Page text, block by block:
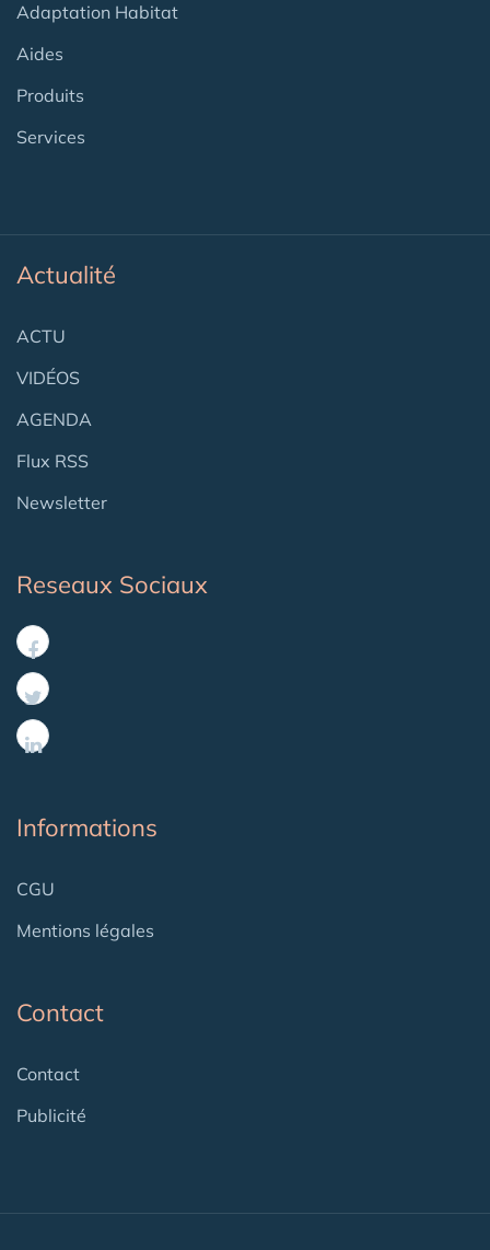
Adaptation Habitat
Aides
Produits
Services
Actualité
ACTU
VIDÉOS
AGENDA
Flux RSS
Newsletter
Reseaux Sociaux
Informations
CGU
Mentions légales
Contact
Contact
Publicité